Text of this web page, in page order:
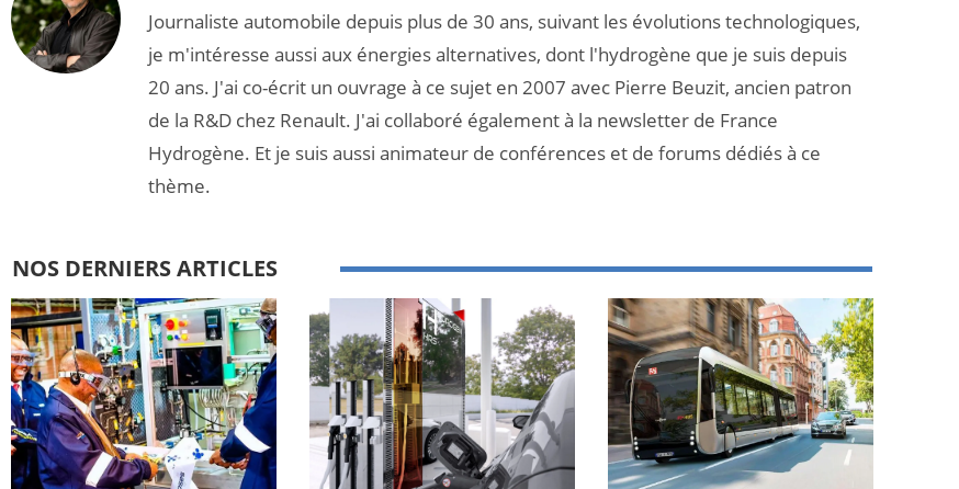
Journaliste automobile depuis plus de 30 ans, suivant les évolutions technologiques,
je m'intéresse aussi aux énergies alternatives, dont l'hydrogène que je suis depuis
20 ans. J'ai co-écrit un ouvrage à ce sujet en 2007 avec Pierre Beuzit, ancien patron
de la R&D chez Renault. J'ai collaboré également à la newsletter de France
Hydrogène. Et je suis aussi animateur de conférences et de forums dédiés à ce
thème.
NOS DERNIERS ARTICLES